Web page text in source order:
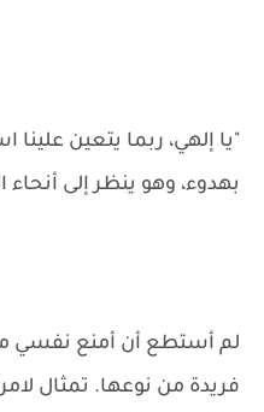
"يا إلهي، ربما يتعين
بهدوء، وهو ينظر إلى أنحاء
لم أستطع أن أمنع نفسي
فريدة من نوعها. تمثال